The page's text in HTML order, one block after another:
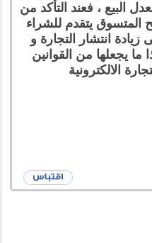
البيع ، فعند التأكد من
المتسوق يتقدم للشراء
انتشار التجارة و
ما يجعلها من القوانين
الالكترونية